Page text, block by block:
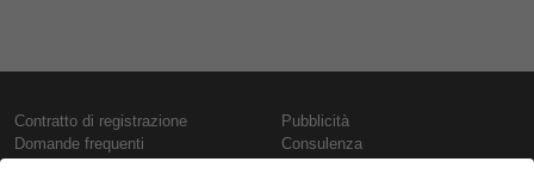
Contratto di registrazione
Domande frequenti
Pubblicità
Consulenza